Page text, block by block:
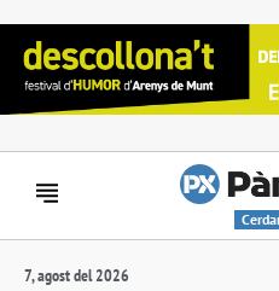
7, agost del 2026